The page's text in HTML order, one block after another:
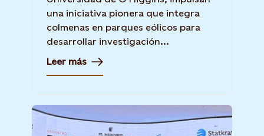
una iniciativa pionera que integra
colmenas en parques eólicos para
desarrollar investigación...
Leer más